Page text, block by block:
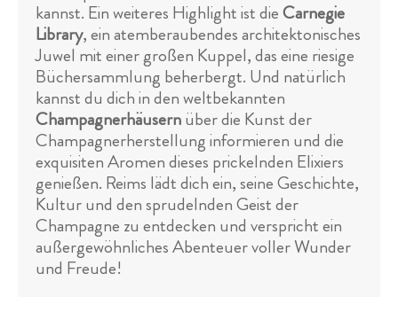
kannst. Ein weiteres Highlight ist dieCarnegie
Library, ein atemberaubendes architektonisches
Juwel mit einer großen Kuppel, das eine riesige
Büchersammlung beherbergt. Und natürlich
kannst du dich in den weltbekannten
Champagnerhäusernüber die Kunst der
Champagnerherstellung informieren und die
exquisiten Aromen dieses prickelnden Elixiers
genießen. Reims lädt dich ein, seine Geschichte,
Kultur und den sprudelnden Geist der
Champagne zu entdecken und verspricht ein
außergewöhnliches Abenteuer voller Wunder
und Freude!